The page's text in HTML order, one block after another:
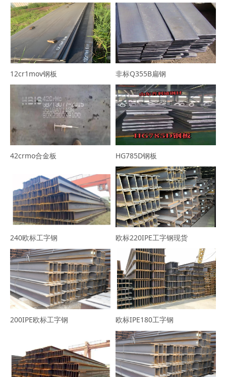
12cr1mov钢板 非标Q355B扁钢
42crmo合金板 HG785D钢板
240欧标工字钢 欧标220IPE工字钢现货
200IPE欧标工字钢 欧标IPE180工字钢